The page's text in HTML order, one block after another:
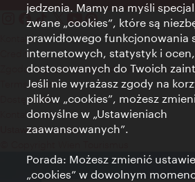
Kontakt
Credits
Zgoda na przetwarzanie danych osobowych
Terms of Use
Dostępność
Kontakt prasowy
Ustawienia cookies
jedzenia. Mamy na myśli
zwane „cookies”, które są
prawidłowego funkcjonowania
internetowych, statystyk i
dostosowanych do Twoich
Jeśli nie wyrażasz zgody na
plików „cookies”, możesz
domyślne w „Ustawieniach
zaawansowanych”.
Porada: Możesz zmienić
„cookies” w dowolnym